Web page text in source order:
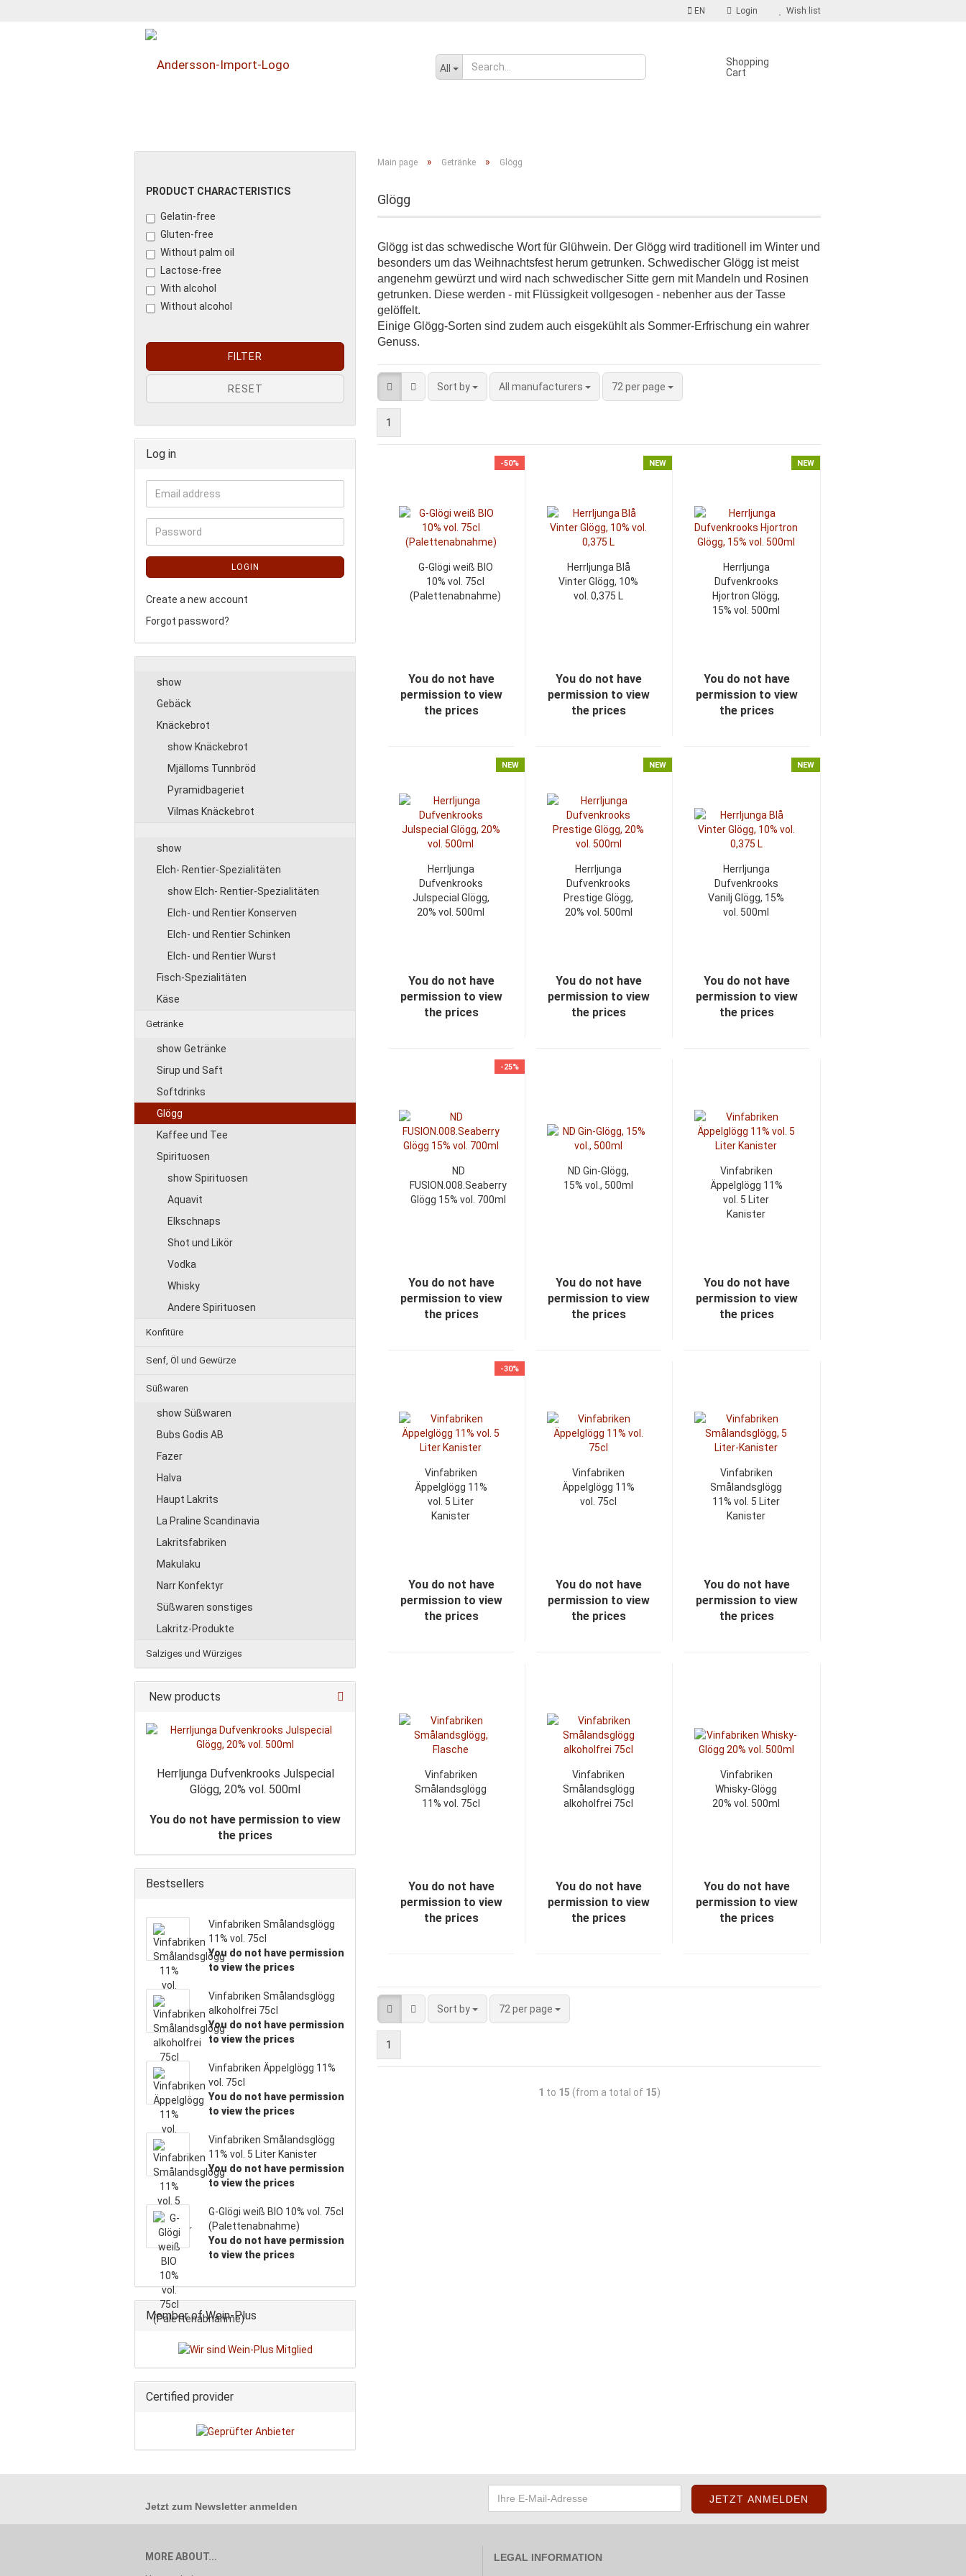
EN Login Wish list
All
Shopping
Cart
Main page » Getränke » Glögg
Glögg
Glögg ist das schwedische Wort für Glühwein. Der Glögg wird traditionell im Winter und
besonders um das Weihnachtsfest herum getrunken. Schwedischer Glögg ist meist
angenehm gewürzt und wird nach schwedischer Sitte gern mit Mandeln und Rosinen
getrunken. Diese werden - mit Flüssigkeit vollgesogen - nebenher aus der Tasse
gelöffelt.
Einige Glögg-Sorten sind zudem auch eisgekühlt als Sommer-Erfrischung ein wahrer
Genuss.
Sort by All manufacturers 72 per page
1
-50%
G-Glögi weiß BIO
10% vol. 75cl
(Palettenabnahme)
You do not have
permission to view
the prices
NEW
Herrljunga Blå
Vinter Glögg, 10%
vol. 0,375 L
You do not have
permission to view
the prices
NEW
Herrljunga
Dufvenkrooks
Hjortron Glögg,
15% vol. 500ml
You do not have
permission to view
the prices
NEW
Herrljunga
Dufvenkrooks
Julspecial Glögg,
20% vol. 500ml
You do not have
permission to view
the prices
NEW
Herrljunga
Dufvenkrooks
Prestige Glögg,
20% vol. 500ml
You do not have
permission to view
the prices
NEW
Herrljunga
Dufvenkrooks
Vanilj Glögg, 15%
vol. 500ml
You do not have
permission to view
the prices
-25%
ND
FUSION.008.Seaberry
Glögg 15% vol. 700ml
You do not have
permission to view
the prices
ND Gin-Glögg,
15% vol., 500ml
You do not have
permission to view
the prices
Vinfabriken
Äppelglögg 11%
vol. 5 Liter
Kanister
You do not have
permission to view
the prices
-30%
Vinfabriken
Äppelglögg 11%
vol. 5 Liter
Kanister
You do not have
permission to view
the prices
Vinfabriken
Äppelglögg 11%
vol. 75cl
You do not have
permission to view
the prices
Vinfabriken
Smålandsglögg
11% vol. 5 Liter
Kanister
You do not have
permission to view
the prices
Vinfabriken
Smålandsglögg
11% vol. 75cl
You do not have
permission to view
the prices
Vinfabriken
Smålandsglögg
alkoholfrei 75cl
You do not have
permission to view
the prices
Vinfabriken
Whisky-Glögg
20% vol. 500ml
You do not have
permission to view
the prices
Sort by 72 per page
1
1 to 15 (from a total of 15)
PRODUCT CHARACTERISTICS
Gelatin-free
Gluten-free
Without palm oil
Lactose-free
With alcohol
Without alcohol
FILTER
RESET
Log in
LOGIN
Create a new account
Forgot password?
show
Gebäck
Knäckebrot
show Knäckebrot
Mjälloms Tunnbröd
Pyramidbageriet
Vilmas Knäckebrot
show
Elch- Rentier-Spezialitäten
show Elch- Rentier-Spezialitäten
Elch- und Rentier Konserven
Elch- und Rentier Schinken
Elch- und Rentier Wurst
Fisch-Spezialitäten
Käse
Getränke
show Getränke
Sirup und Saft
Softdrinks
Glögg
Kaffee und Tee
Spirituosen
show Spirituosen
Aquavit
Elkschnaps
Shot und Likör
Vodka
Whisky
Andere Spirituosen
Konfitüre
Senf, Öl und Gewürze
Süßwaren
show Süßwaren
Bubs Godis AB
Fazer
Halva
Haupt Lakrits
La Praline Scandinavia
Lakritsfabriken
Makulaku
Narr Konfektyr
Süßwaren sonstiges
Lakritz-Produkte
Salziges und Würziges
New products
Herrljunga Dufvenkrooks Julspecial
Glögg, 20% vol. 500ml
You do not have permission to view
the prices
Bestsellers
Vinfabriken Smålandsglögg
11% vol. 75cl
You do not have permission
to view the prices
Vinfabriken Smålandsglögg
alkoholfrei 75cl
You do not have permission
to view the prices
Vinfabriken Äppelglögg 11%
vol. 75cl
You do not have permission
to view the prices
Vinfabriken Smålandsglögg
11% vol. 5 Liter Kanister
You do not have permission
to view the prices
G-Glögi weiß BIO 10% vol. 75cl
(Palettenabnahme)
You do not have permission
to view the prices
Member of Wein-Plus
Certified provider
Jetzt zum Newsletter anmelden
MORE ABOUT...
LEGAL INFORMATION